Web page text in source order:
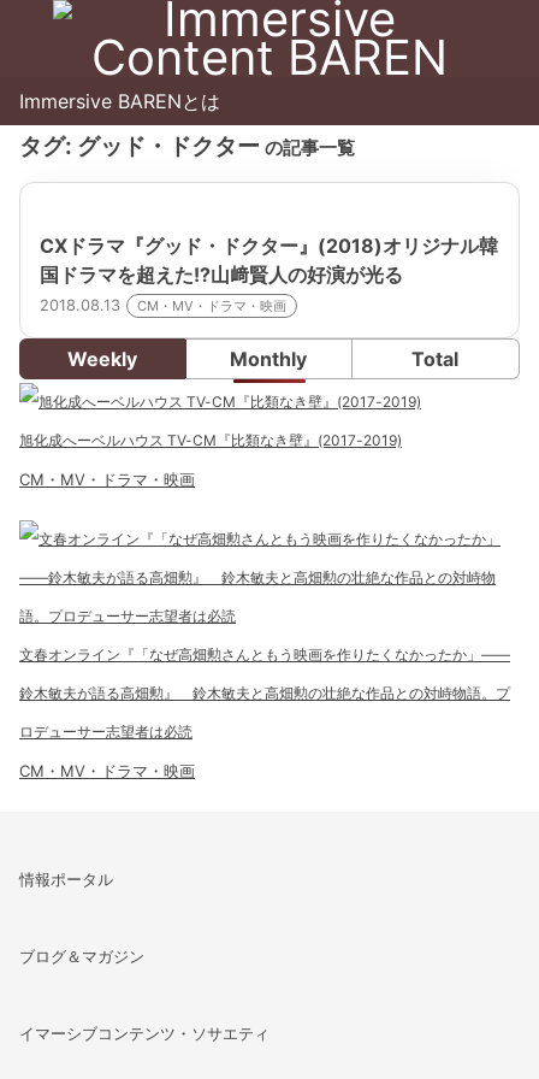
Immersive BARENとは
タグ: グッド・ドクター の記事一覧
CXドラマ『グッド・ドクター』(2018)オリジナル韓
国ドラマを超えた!?山﨑賢人の好演が光る
2018.08.13 CM・MV・ドラマ・映画
Weekly Monthly Total
旭化成へーベルハウス TV-CM『比類なき壁』(2017-2019)
CM・MV・ドラマ・映画
文春オンライン『「なぜ高畑勲さんともう映画を作りたくなかったか」――
鈴木敏夫が語る高畑勲』 鈴木敏夫と高畑勲の壮絶な作品との対峙物語。プ
ロデューサー志望者は必読
CM・MV・ドラマ・映画
情報ポータル
ブログ＆マガジン
イマーシブコンテンツ・ソサエティ